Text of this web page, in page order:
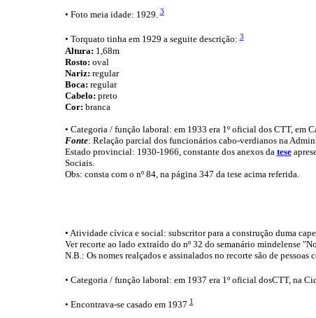
• Foto meia idade: 1929.3
• Torquato tinha em 1929 a seguite descrição:3
Altura: 1,68m
Rosto: oval
Nariz: regular
Boca: regular
Cabelo: preto
Cor: branca
• Categoria / função laboral: em 1933 era 1º oficial dos CTT, em
Fonte: Relação parcial dos funcionários cabo-verdianos na
Estado provincial: 1930-1966, constante dos anexos da tese
Sociais.
Obs: consta com o nº 84, na página 347 da tese acima referida.
• Atividade cívica e social: subscritor para a construção duma
Ver recorte ao lado extraído do nº 32 do semanário mindelense
N.B.: Os nomes realçados e assinalados no recorte são de
• Categoria / função laboral: em 1937 era 1º oficial dosCTT, na
• Encontrava-se casado em 19371